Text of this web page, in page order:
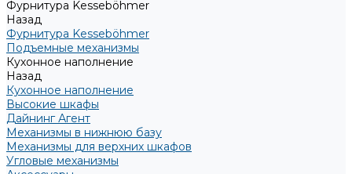
Фурнитура Kesseböhmer
Назад
Фурнитура Kesseböhmer
Подъемные механизмы
Кухонное наполнение
Назад
Кухонное наполнение
Высокие шкафы
Дайнинг Агент
Механизмы в нижнюю базу
Механизмы для верхних шкафов
Угловые механизмы